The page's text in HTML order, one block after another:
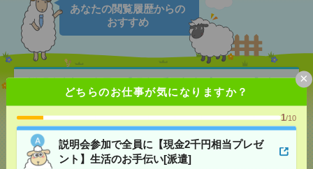
どちらのお仕事が気になりますか？
1/10
説明会参加で全員に【現金2千円相当プレゼ
ント】生活のお手伝い[派遣]
×
あなたの閲覧履歴からの
おすすめ
活のお手伝い[派遣]
[給 与]無資格未経験：時給1400円～ ■週払い
OK ■扶養内OK ■日収1万1200円以上
[交通費]
交通費全額支給
[勤務地] 天王寺駅 /大阪上本町駅/鶴橋駅/…
気になる！